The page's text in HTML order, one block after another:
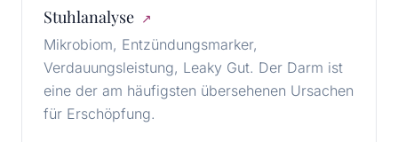
Stuhlanalyse ↗
Mikrobiom, Entzündungsmarker,
Verdauungsleistung, Leaky Gut. Der Darm ist
eine der am häufigsten übersehenen Ursachen
für Erschöpfung.